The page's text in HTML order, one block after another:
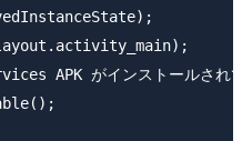
APK がインストールされ